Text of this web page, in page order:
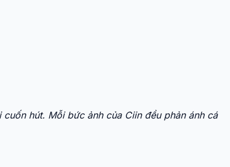
hút. Mỗi bức ảnh của Ciin đều phản ánh cá